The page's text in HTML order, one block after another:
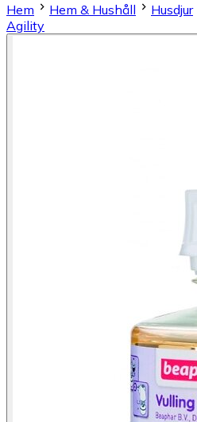
Hem
Hem & Hushåll Husdjur
Agility